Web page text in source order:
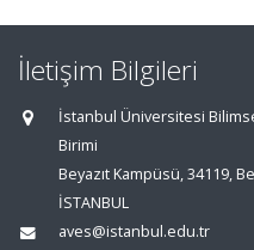
İletişim Bilgileri
İstanbul Üniversitesi
Birimi
Beyazıt Kampüsü, 34119,
İSTANBUL
aves@istanbul.edu.tr